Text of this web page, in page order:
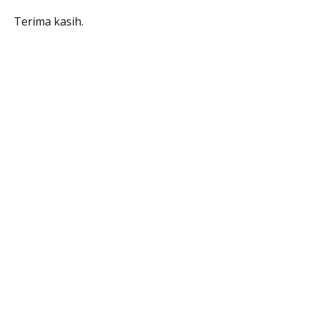
Terima kasih.